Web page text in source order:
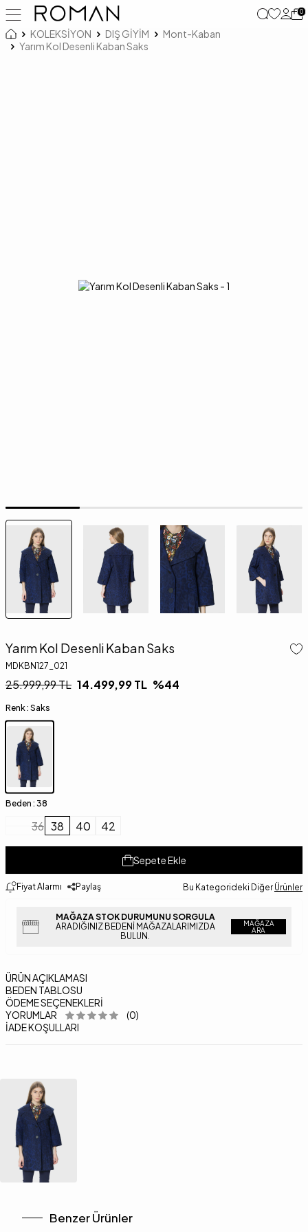
0
KOLEKSİYON DIŞ GİYİM
Mont-Kaban
Yarım Kol Desenli Kaban Saks
Yarım Kol Desenli Kaban Saks
MDKBN127_021
25.999,99TL 14.499,99TL %44
Renk : Saks
Beden : 38
36 38 40 42
Sepete Ekle
Fiyat Alarmı Paylaş Bu Kategorideki Diğer Ürünler
MAĞAZA STOK DURUMUNU SORGULA
ARADIĞINIZ BEDENI MAĞAZALARIMIZDA
BULUN.
MAĞAZA
ARA
ÜRÜN AÇIKLAMASI
BEDEN TABLOSU
ÖDEME SEÇENEKLERI
YORUMLAR
(0)
İADE KOŞULLARI
Benzer Ürünler